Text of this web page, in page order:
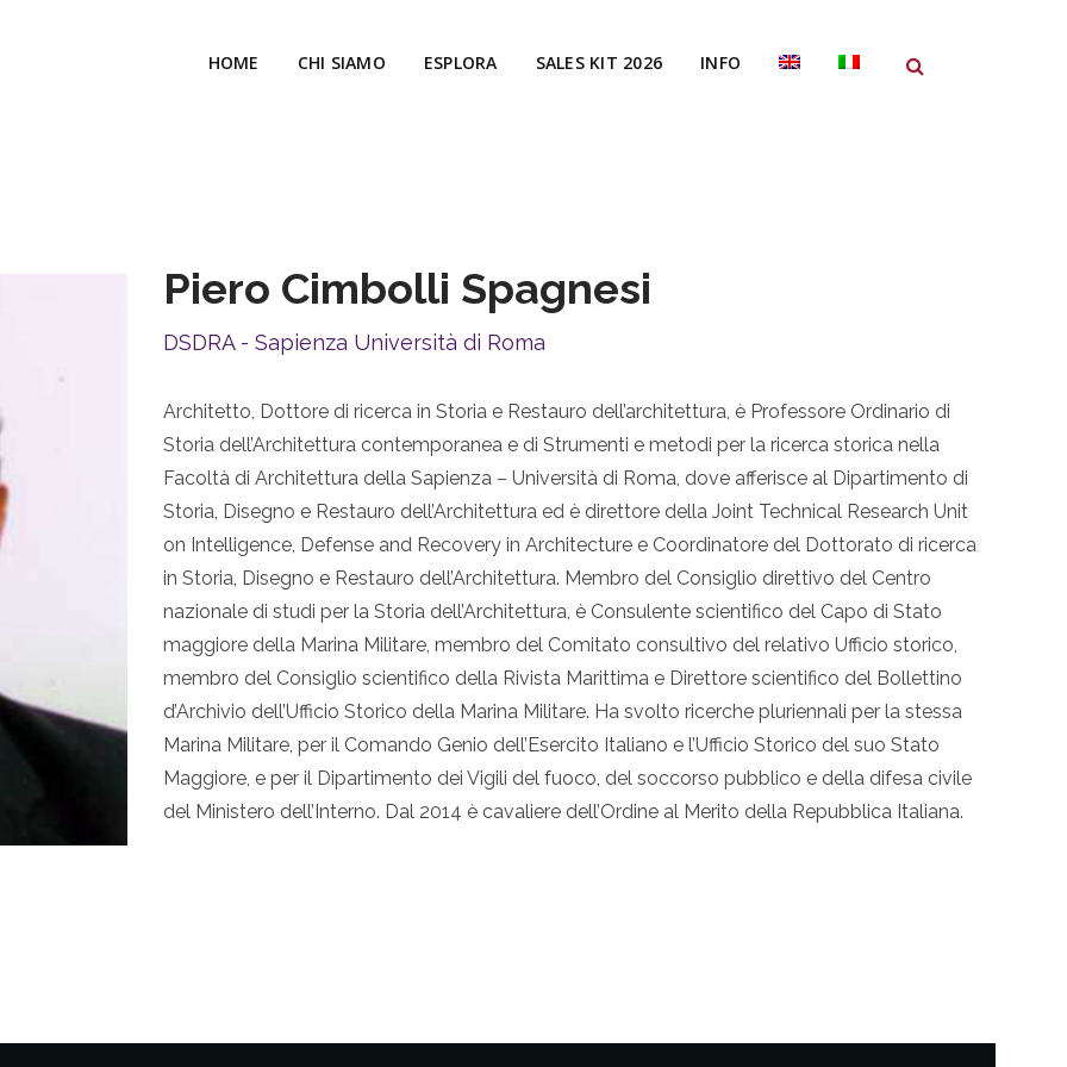
HOME CHI SIAMO ESPLORA SALES KIT 2026 INFO
Piero Cimbolli Spagnesi
DSDRA - Sapienza Università di Roma
Architetto, Dottore di ricerca in Storia e Restauro dell’architettura, è Professore Ordinario di
Storia dell’Architettura contemporanea e di Strumenti e metodi per la ricerca storica nella
Facoltà di Architettura della Sapienza – Università di Roma, dove afferisce al Dipartimento di
Storia, Disegno e Restauro dell’Architettura ed è direttore della Joint Technical Research Unit
on Intelligence, Defense and Recovery in Architecture e Coordinatore del Dottorato di ricerca
in Storia, Disegno e Restauro dell’Architettura. Membro del Consiglio direttivo del Centro
nazionale di studi per la Storia dell’Architettura, è Consulente scientifico del Capo di Stato
maggiore della Marina Militare, membro del Comitato consultivo del relativo Ufficio storico,
membro del Consiglio scientifico della Rivista Marittima e Direttore scientifico del Bollettino
d’Archivio dell’Ufficio Storico della Marina Militare. Ha svolto ricerche pluriennali per la stessa
Marina Militare, per il Comando Genio dell’Esercito Italiano e l’Ufficio Storico del suo Stato
Maggiore, e per il Dipartimento dei Vigili del fuoco, del soccorso pubblico e della difesa civile
del Ministero dell’Interno. Dal 2014 è cavaliere dell’Ordine al Merito della Repubblica Italiana.